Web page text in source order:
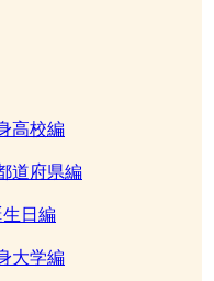
高校編
道府県編
日編
大学編